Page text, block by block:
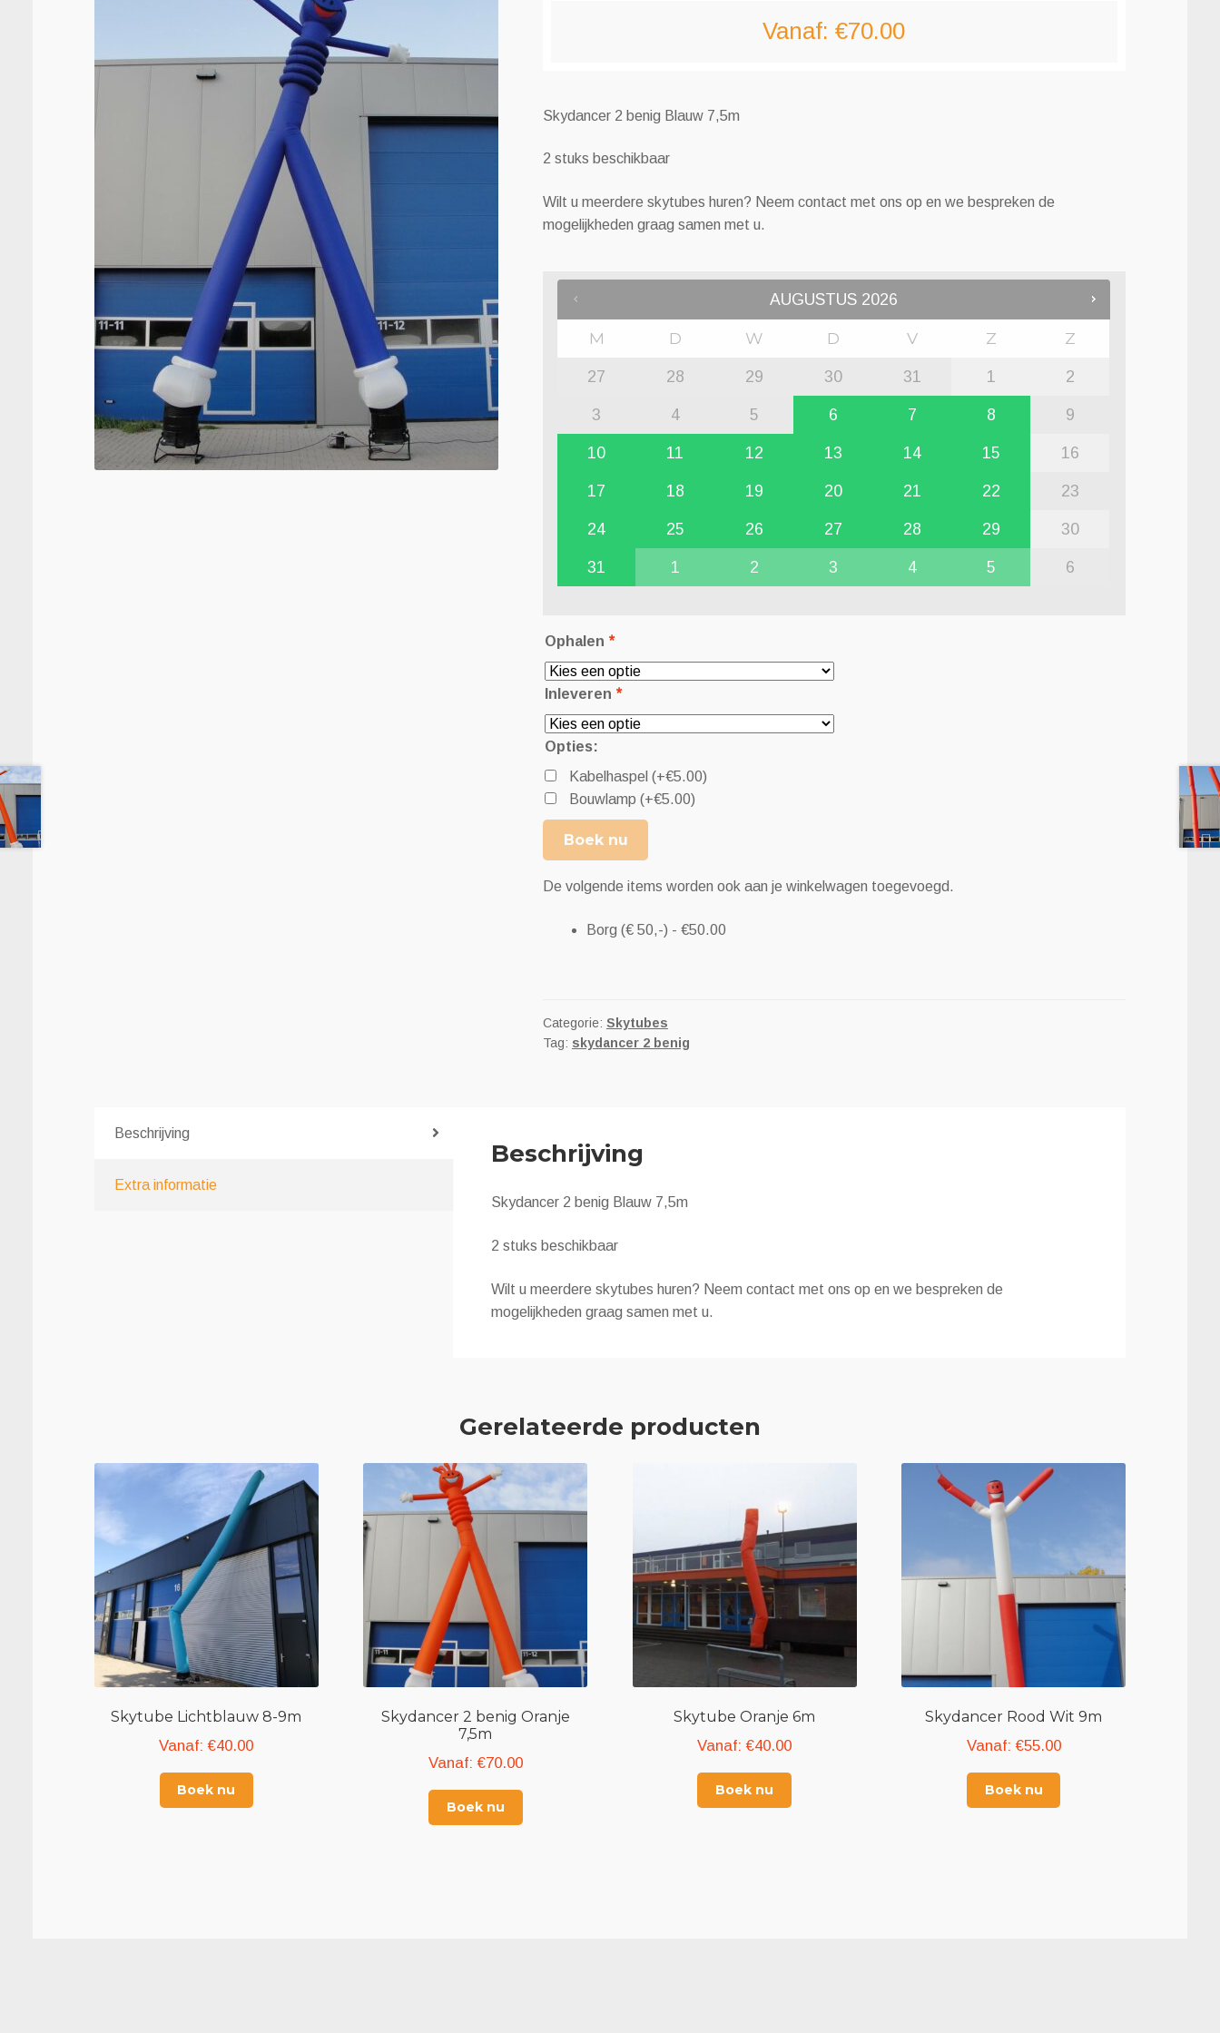
Vanaf:€70.00
Skydancer 2 benig Blauw 7,5m
2 stuks beschikbaar
Wilt u meerdere skytubes huren? Neem contact met ons op en we bespreken de
mogelijkheden graag samen met u.
AUGUSTUS 2026
M D W D V Z Z
27 28 29 30 31 1 2
3 4 5 6 7 8 9
10 11 12 13 14 15 16
17 18 19 20 21 22 23
24 25 26 27 28 29 30
31 1 2 3 4 5 6
Ophalen *
Inleveren *
Opties:
Kabelhaspel(+€5.00)
Bouwlamp(+€5.00)
Boek nu
De volgende items worden ook aan je winkelwagen toegevoegd.
Borg (€ 50,-) - €50.00
Categorie: Skytubes
Tag: skydancer 2 benig
Beschrijving
Extra informatie
Beschrijving
Skydancer 2 benig Blauw 7,5m
2 stuks beschikbaar
Wilt u meerdere skytubes huren? Neem contact met ons op en we bespreken de
mogelijkheden graag samen met u.
Gerelateerde producten
Skytube Lichtblauw 8-9m
Vanaf:€40.00
Boek nu
Skydancer 2 benig Oranje
7,5m
Vanaf:€70.00
Boek nu
Skytube Oranje 6m
Vanaf:€40.00
Boek nu
Skydancer Rood Wit 9m
Vanaf:€55.00
Boek nu